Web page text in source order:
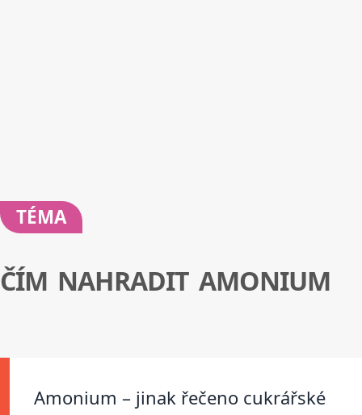
TÉMA
ČÍM NAHRADIT AMONIUM
Amonium – jinak řečeno cukrářské